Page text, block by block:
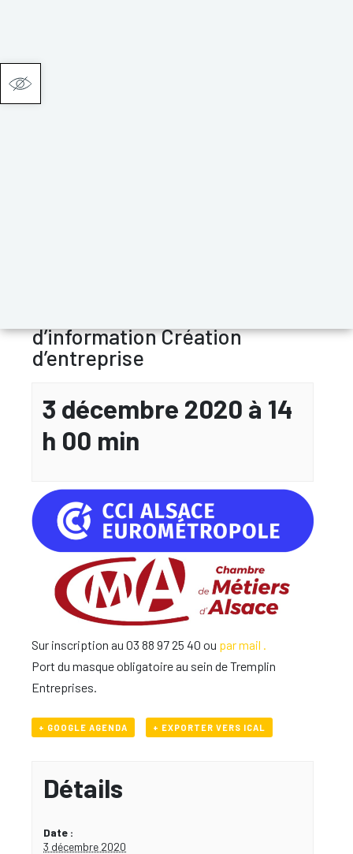
Ouvrir la barre d’outils
d’information Création
d’entreprise
3 décembre 2020 à 14
h 00 min
Sur inscription au 03 88 97 25 40 ou par mail .
Port du masque obligatoire au sein de Tremplin
Entreprises.
+ GOOGLE AGENDA + EXPORTER VERS ICAL
Détails
Date :
3 décembre 2020